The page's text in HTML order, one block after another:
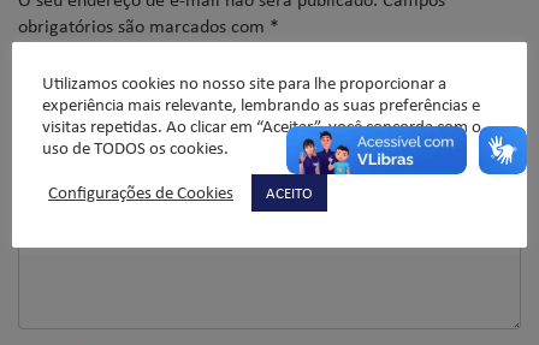
obrigatórios são marcados com *
Utilizamos cookies no nosso site para lhe proporcionar a
experiência mais relevante, lembrando as suas preferências e
visitas repetidas. Ao clicar em “Aceitar”, você concorda com o
uso de TODOS os cookies.
Configurações de Cookies
ACEITO